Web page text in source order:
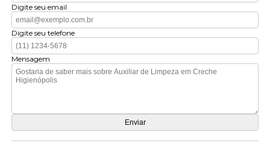
Digite seu email
Digite seu telefone
Mensagem